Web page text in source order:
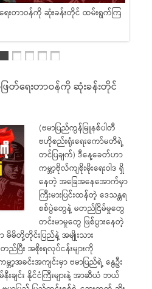
ေးတာဝန်ကို ဆုံးခန်းတိုင် ထမ်းရွက်ကြ
ြတ်ရေးတာဝန်ကို ဆုံးခန်းတိုင်
(ဗမာပြည်ကွန်မြူနစ်ပါတီ
ဗဟိုစည်းရုံးရေးကော်မတီရဲ့
တင်ပြချက်) ဒီနေ့ခေတ်ဟာ
ကမ္ဘာ့ဗိုလ်ကျစိုးမိုးရေးဝါဒ ရှိ
နေတဲ့ အခြေအနေအောက်မှာ
ကြီးမားပြင်းထန်တဲ့ ဒေသန္တရ
စစ်ပွဲတွေနဲ့ မတည်ငြိမ်မှုတွေ
တင်းမာမှုတွေ ဖြစ်ပွားနေတဲ့
မိတို့တိုင်းပြည်နဲ့ အမျိုးသား
ပြီး အစိုးရလုပ်ငန်းများကို
အခင်းအကျင်းမှာ ဗမာပြည်ရဲ့ နွေဦး
ချင်း နိုင်ငံကြီးများနဲ့ အာဆီယံ ဘယ်